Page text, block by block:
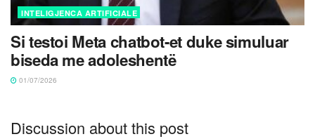
INTELIGJENCA ARTIFICIALE
Si testoi Meta chatbot-et duke simuluar
biseda me adoleshentë
01/07/2026
Discussion about this post